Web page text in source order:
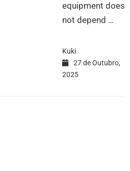
equipment does
not depend …
Kuki
27 de Outubro,
2025